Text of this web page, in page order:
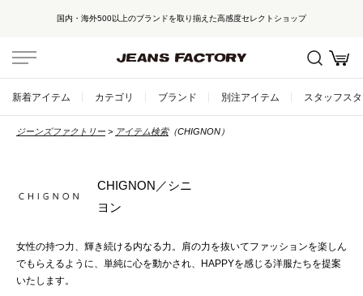
国内・海外500以上のブランドを取り揃えた高感度セレクトショップ
新着アイテム カテゴリ ブランド 別注アイテム スタッフス
ジーンズファクトリー アイテム検索（CHIGNON）
CHIGNON／シニ
ヨン
女性の持つ力、輝き続ける内なる力。肩の力を抜いてファッションを楽しん
でもらえるように、単純に心を動かされ、HAPPYを感じる洋服たちを提案
いたします。